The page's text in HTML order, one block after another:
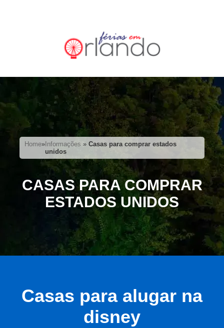
Home» Informações »Casas para comprar estados
unidos
CASAS PARA COMPRAR
ESTADOS UNIDOS
Casas para alugar na
disney